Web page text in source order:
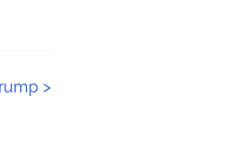
>